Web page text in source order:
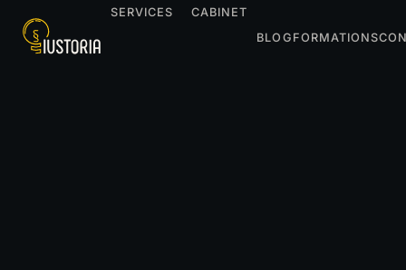
SERVICES
CABINET
BLOG FORMATIONS